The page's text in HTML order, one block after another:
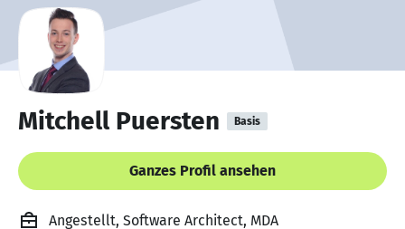
Mitchell Puersten Basis
Ganzes Profil ansehen
Angestellt, Software Architect, MDA